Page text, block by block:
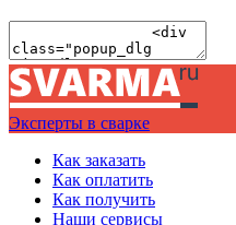
Эксперты в сварке
Как заказать
Как оплатить
Как получить
Наши сервисы